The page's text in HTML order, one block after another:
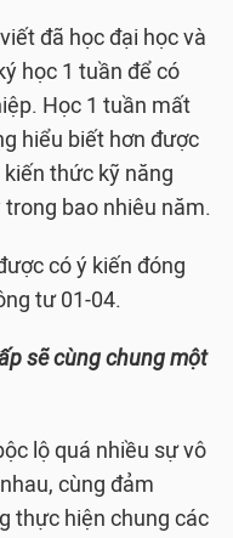
đã học đại học và
học 1 tuần để có
Học 1 tuần mất
hiểu biết hơn được
thức kỹ năng
bao nhiêu năm.
có ý kiến đóng
tư 01-04.
sẽ cùng chung một
lộ quá nhiều sự vô
cùng đảm
thực hiện chung các